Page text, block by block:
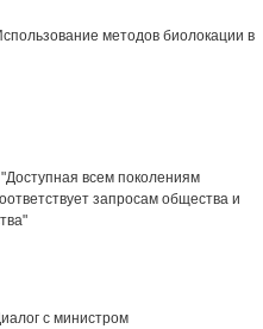
методов биолокации в
всем поколениям
запросам общества и
с министром